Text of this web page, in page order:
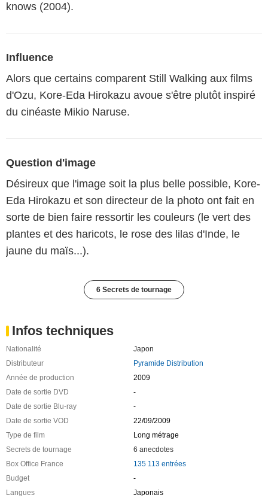
knows (2004).
Influence
Alors que certains comparent Still Walking aux films
d'Ozu, Kore-Eda Hirokazu avoue s'être plutôt inspiré
du cinéaste Mikio Naruse.
Question d'image
Désireux que l'image soit la plus belle possible, Kore-
Eda Hirokazu et son directeur de la photo ont fait en
sorte de bien faire ressortir les couleurs (le vert des
plantes et des haricots, le rose des lilas d'Inde, le
jaune du maïs...).
6 Secrets de tournage
Infos techniques
Nationalité
Japon
Distributeur
Pyramide Distribution
Année de production
2009
Date de sortie DVD
-
Date de sortie Blu-ray
-
Date de sortie VOD
22/09/2009
Type de film
Long métrage
Secrets de tournage
6 anecdotes
Box Office France
135 113 entrées
Budget
-
Langues
Japonais